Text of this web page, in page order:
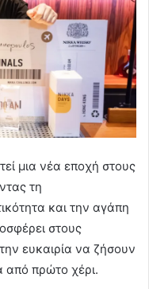
μια νέα εποχή στους
τη
και την αγάπη
στους
ευκαιρία να ζήσουν
από πρώτο χέρι.